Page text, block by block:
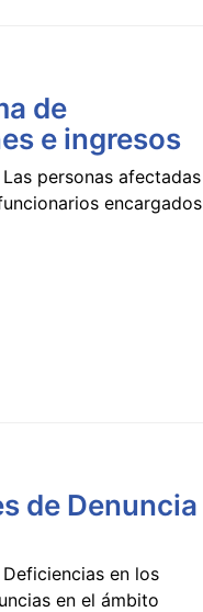
de
e ingresos
personas afectadas
encargados
de Denuncia
en los
en el ámbito